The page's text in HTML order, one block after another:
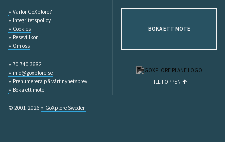
Varför GoXplore?
Integritetspolicy
Cookies
Resevillkor
Om oss
70 740 3682
info@goxplore.se
Prenumerera på vårt nyhetsbrev
Boka ett möte
© 2001-2026 GoXplore Sweden
BOKA ETT MÖTE
TILL TOPPEN